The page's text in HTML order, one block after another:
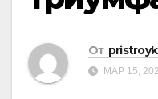
От
МАР 15,